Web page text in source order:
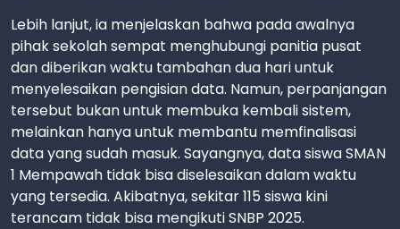
Lebih lanjut, ia menjelaskan bahwa pada awalnya
pihak sekolah sempat menghubungi panitia pusat
dan diberikan waktu tambahan dua hari untuk
menyelesaikan pengisian data. Namun, perpanjangan
tersebut bukan untuk membuka kembali sistem,
melainkan hanya untuk membantu memfinalisasi
data yang sudah masuk. Sayangnya, data siswa SMAN
1 Mempawah tidak bisa diselesaikan dalam waktu
yang tersedia. Akibatnya, sekitar 115 siswa kini
terancam tidak bisa mengikuti SNBP 2025.